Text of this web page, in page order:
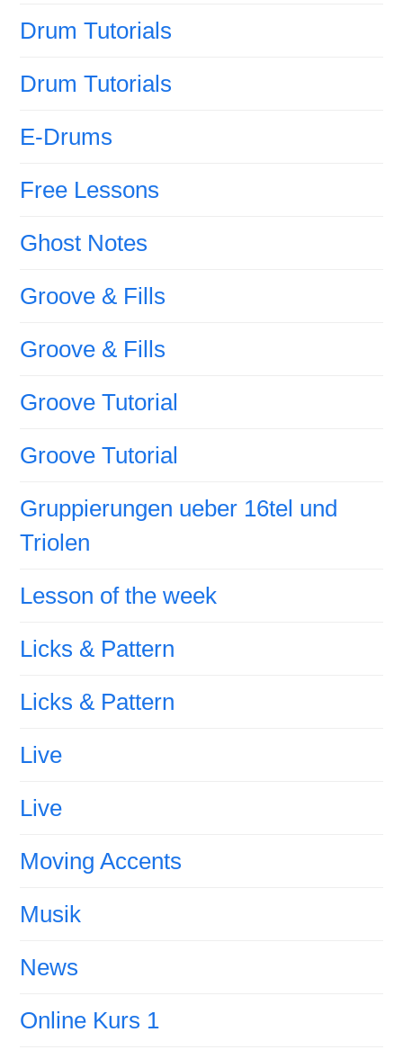
Drum Tutorials
Drum Tutorials
E-Drums
Free Lessons
Ghost Notes
Groove & Fills
Groove & Fills
Groove Tutorial
Groove Tutorial
Gruppierungen ueber 16tel und
Triolen
Lesson of the week
Licks & Pattern
Licks & Pattern
Live
Live
Moving Accents
Musik
News
Online Kurs 1